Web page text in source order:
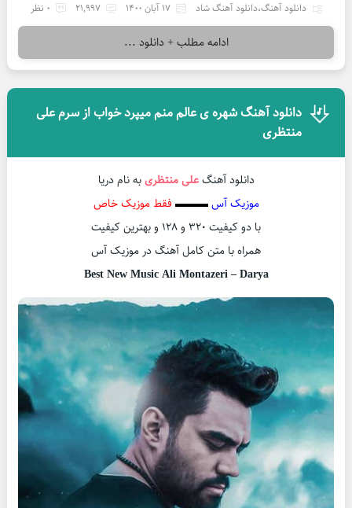
دانلود آهنگ،دانلود آهنگ شاد 17 آبان 1400 21,997 0 نظر
ادامه مطلب + دانلود ...
دانلود آهنگ شهره ی عالم منم میپرد خواب از سرم علی
منتظری
دانلود آهنگعلی منتظریبه نام دریا
موزیک آس▬▬▬ فقط موزیک خاص
با دو کیفیت ۳۲۰ و ۱۲۸ و بهترین کیفیت
همراه با متن کامل آهنگ در موزیک آس
Best New Music Ali Montazeri – Darya